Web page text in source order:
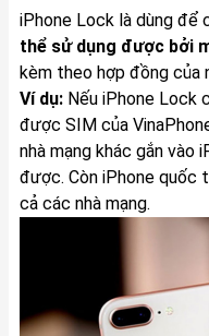
iPhone Lock là dùng để
thể sử dụng được bởi
kèm theo hợp đồng của
Ví dụ:Nếu iPhone Lock
được SIM của
nhà mạng khác gắn vào
được. Còn iPhone quốc
cả các nhà mạng.